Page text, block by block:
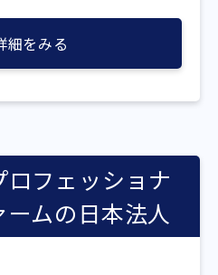
細をみる
フェッショナ
ムの日本法人